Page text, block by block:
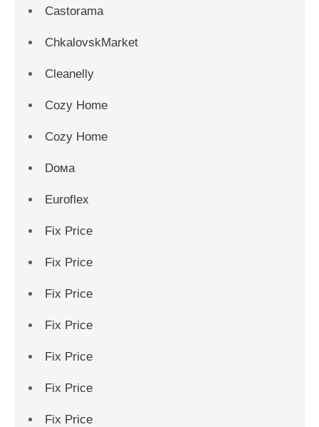
Castorama
ChkalovskMarket
Cleanelly
Cozy Home
Cozy Home
Dома
Euroflex
Fix Price
Fix Price
Fix Price
Fix Price
Fix Price
Fix Price
Fix Price